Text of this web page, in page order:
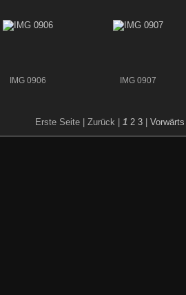
IMG 0906 IMG 0907
Erste Seite | Zurück | 1 2 3 Vorwärts